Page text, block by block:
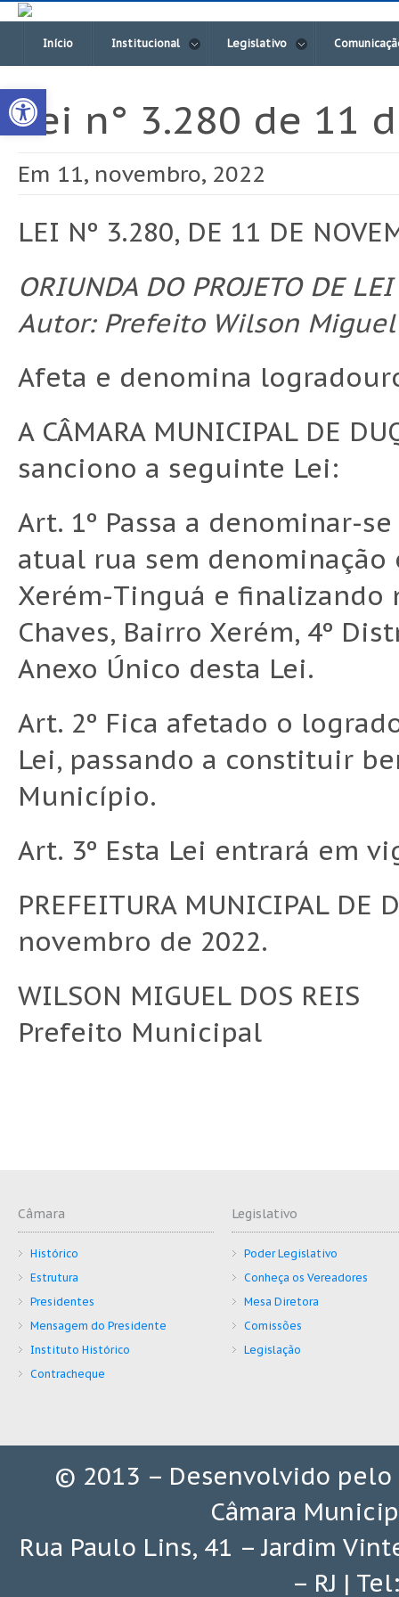
Open toolbar
Início Institucional Legislativo
Lei n° 3.280 de 11
Em 11, novembro, 2022
LEI Nº 3.280, DE 11 DE
ORIUNDA DO PROJETO DE
Autor: Prefeito Wilson Miguel
Afeta e denomina
A CÂMARA MUNICIPAL DE
sanciono a seguinte Lei:
Art. 1º Passa a denominar-se
atual rua sem
Xerém-Tinguá e finalizando
Chaves, Bairro Xerém, 4º
Anexo Único desta Lei.
Art. 2º Fica afetado o
Lei, passando a constituir
Município.
Art. 3º Esta Lei entrará em
PREFEITURA MUNICIPAL DE
novembro de 2022.
WILSON MIGUEL DOS REIS
Prefeito Municipal
Câmara
Histórico
Estrutura
Presidentes
Mensagem do Presidente
Instituto Histórico
Contracheque
Legislativo
Poder Legislativo
Conheça os Vereadores
Mesa Diretora
Comissões
Legislação
© 2013 – Desenvolvido pelo
Câmara
Rua Paulo Lins, 41 – Jardim
– RJ |